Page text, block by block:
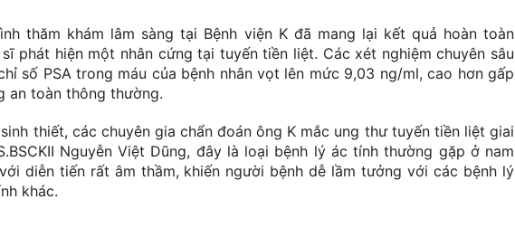
thăm khám lâm sàng tại Bệnh viện K đã mang lại kết quả hoàn toàn
phát hiện một nhân cứng tại tuyến tiền liệt. Các xét nghiệm chuyên sâu
số PSA trong máu của bệnh nhân vọt lên mức 9,03 ng/ml, cao hơn gấp
an toàn thông thường.
thiết, các chuyên gia chẩn đoán ông K mắc ung thư tuyến tiền liệt giai
Nguyễn Việt Dũng, đây là loại bệnh lý ác tính thường gặp ở nam
diễn tiến rất âm thầm, khiến người bệnh dễ lầm tưởng với các bệnh lý
khác.